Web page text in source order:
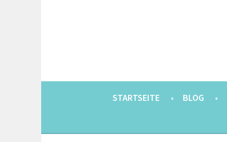
STARTSEITE BLOG